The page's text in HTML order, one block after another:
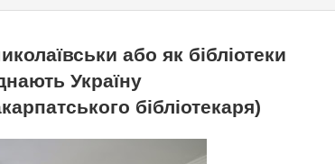
або як бібліотеки
Україну
бібліотекаря)